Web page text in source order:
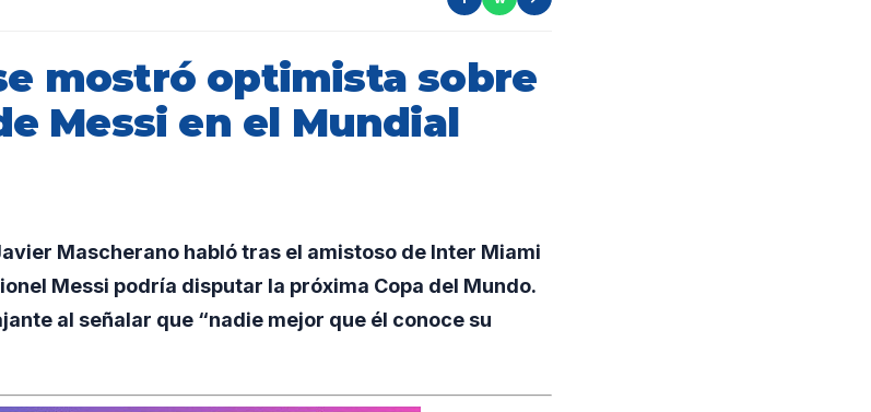
mostró optimista sobre
Messi en el Mundial
Mascherano habló tras el amistoso de Inter Miami
Messi podría disputar la próxima Copa del Mundo.
al señalar que “nadie mejor que él conoce su